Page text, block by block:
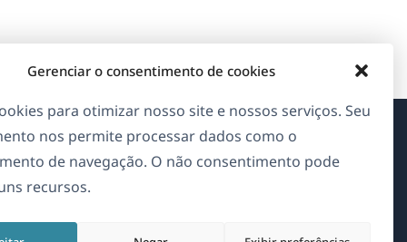
Gerenciar o consentimento de cookies
para otimizar nosso site e nossos serviços. Seu
nos permite processar dados como o
de navegação. O não consentimento pode
recursos.
Sobre o WPML
GDPR & Política de Privacidade